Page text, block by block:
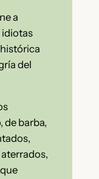
a
idiotas
del
de barba,